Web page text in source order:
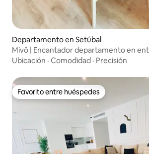
Departamento en Setúbal
Mivô | Encantador departamento en
Ubicación · Comodidad · Precisión
Favorito entre huéspedes
Favorito entre huéspedes